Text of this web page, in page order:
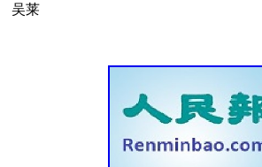
吴莱